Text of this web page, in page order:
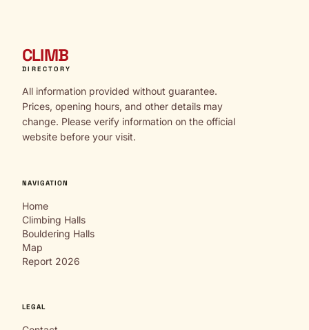
CLIMB
DIRECTORY
All information provided without guarantee.
Prices, opening hours, and other details may
change. Please verify information on the official
website before your visit.
NAVIGATION
Home
Climbing Halls
Bouldering Halls
Map
Report 2026
LEGAL